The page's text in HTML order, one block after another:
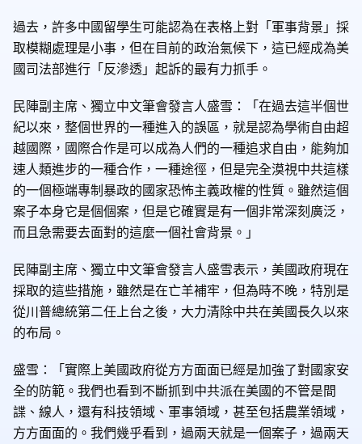
過去，許多中國留學生可能認為在表格上對「軍事背景」採
取模糊處理是小事，但在目前的政治氣候下，這已經成為美
國司法部進行「反滲透」起訴的最有力抓手。
民陣副主席、獨立中文筆會發言人盛雪：「在過去這半個世
紀以來，整個世界的一種進入的誤區，就是認為學術自由超
越國際，國際合作是可以成為人們的一種追求自由，能夠加
速人類進步的一種合作，一種途徑，但是完全漠視中共這樣
的一個極端專制暴政的國家恐怖主義政權的性質。雖然這個
案子本身它是個個案，但是它確實是有一個非常深刻廣泛，
而且急需要去面對的這麼一個社會背景。」
民陣副主席、獨立中文筆會發言人盛雪表示，美國政府現在
採取的這些措施，雖然是在亡羊補牢，但為時不晚，特別是
從川普總統第二任上台之後，大力清除中共在美國長久以來
的布局。
盛雪：「實際上美國政府從方方面面已經是加強了對國家安
全的防範。我們也看到不斷抓到中共派在美國的不管是間
諜、線人，還有科技領域、軍事領域，甚至包括農業領域，
方方面面的。我們幾乎看到，過兩天就是一個案子，過兩天